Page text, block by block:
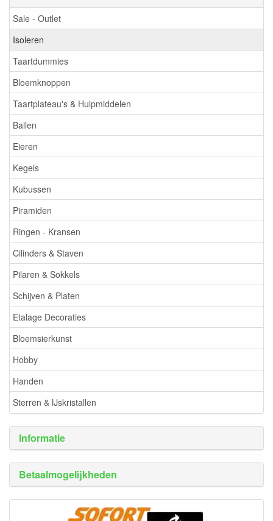
Sale - Outlet
Isoleren
Taartdummies
Bloemknoppen
Taartplateau's & Hulpmiddelen
Ballen
Eieren
Kegels
Kubussen
Piramiden
Ringen - Kransen
Cilinders & Staven
Pilaren & Sokkels
Schijven & Platen
Etalage Decoraties
Bloemsierkunst
Hobby
Handen
Sterren & IJskristallen
Informatie
Betaalmogelijkheden